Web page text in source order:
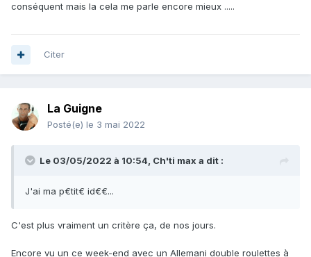
conséquent mais la cela me parle encore mieux .....
Citer
La Guigne
Posté(e) le 3 mai 2022
Le 03/05/2022 à 10:54, Ch'ti max a dit :
J'ai ma p€tit€ id€€...
C'est plus vraiment un critère ça, de nos jours.
Encore vu un ce week-end avec un Allemani double roulettes à